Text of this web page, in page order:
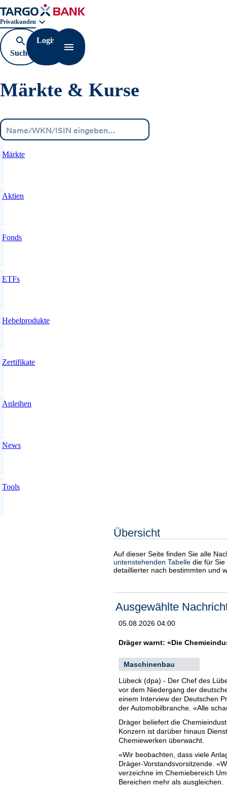
Geschäftsbereichnavigation. Aktuelle Auswahl:
Privatkunden
Suche
öffnen
Login
Navigation öffnen
Märkte & Kurse
Märkte
Aktien
Fonds
ETFs
Hebelprodukte
Zertifikate
Anleihen
News
Tools
Übersicht
Auf dieser Seite finden Sie alle
untenstehenden Tabelle die für
detaillierter nach bestimmten und
Ausgewählte
05.08.2026 04:00
Dräger warnt: «Die
Maschinenbau
Lübeck (dpa) - Der Chef des
vor dem Niedergang der
einem Interview der Deutschen
der Automobilbranche. «Alle
Dräger beliefert die
Konzern ist darüber hinaus
Chemiewerken überwacht.
«Wir beobachten, dass viele
Dräger-Vorstandsvorsitzende.
verzeichne im Chemiebereich
Bereichen mehr als ausgleichen.